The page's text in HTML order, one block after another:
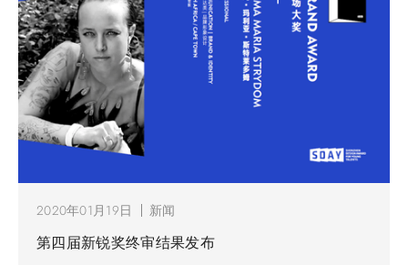
2020年01月19日 新闻
第四届新锐奖终审结果发布